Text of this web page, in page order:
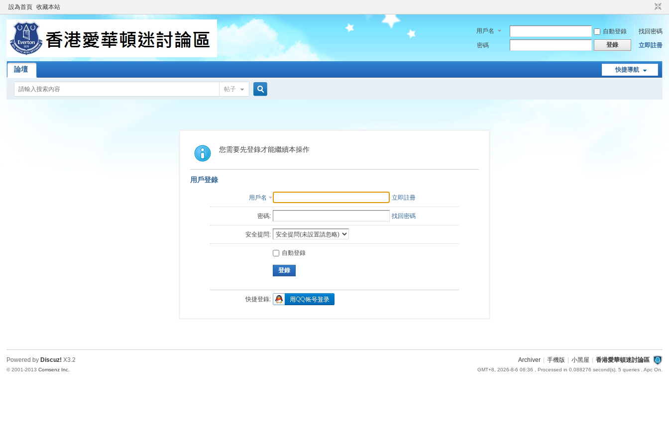
設為首頁 收藏本站
用戶名 自動登錄
找回密碼
密碼
登錄 立即註冊
快捷導航
論壇
帖子
索
您需要先登錄才能繼續本操作
用戶登錄
用戶名 立即註冊
密碼: 找回密碼
安全提問:
自動登錄
登錄
快捷登錄:
Archiver 手機版 小黑屋 香港愛華頓迷討論區
GMT+8, 2026-8-6 06:36 , Processed in 0.088276 second(s), 5 queries , Apc On.
Powered by Discuz! X3.2
© 2001-2013Comsenz Inc.